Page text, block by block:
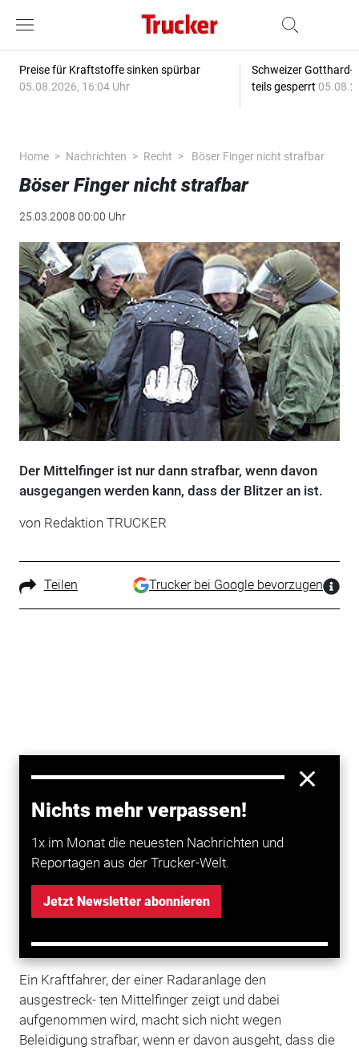
Preise für Kraftstoffe sinken spürbar
05.08.2026, 16:04 Uhr
Schweizer Gotthard-
teils gesperrt
Home Nachrichten Recht Böser Finger nicht strafbar
Böser Finger nicht strafbar
25.03.2008 00:00 Uhr
Der Mittelfinger ist nur dann strafbar, wenn davon
ausgegangen werden kann, dass der Blitzer an ist.
von Redaktion TRUCKER
Teilen Trucker bei Google bevorzugen
Nichts mehr verpassen!
1x im Monat die neuesten Nachrichten und
Reportagen aus der Trucker-Welt.
Jetzt Newsletter abonnieren
Ein Kraftfahrer, der einer Radaranlage den
ausgestreck- ten Mittelfinger zeigt und dabei
aufgenommen wird, macht sich nicht wegen
Beleidigung strafbar, wenn er davon ausgeht, dass die